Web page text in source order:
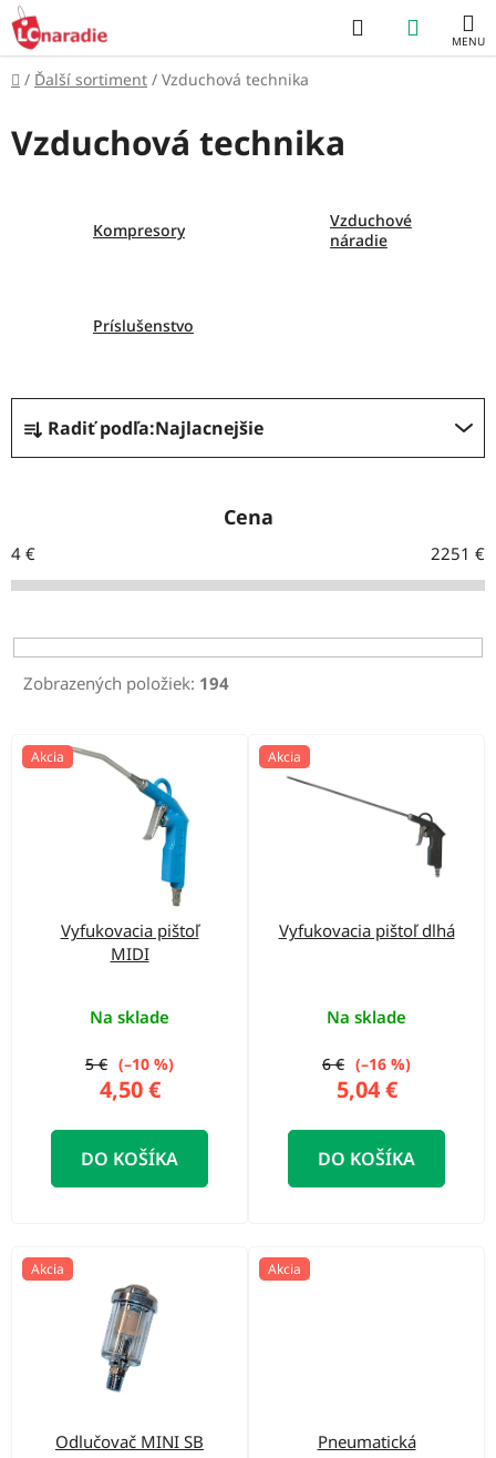
Prejsť
na
obsah
Hľadať
KOŠÍK
Domov
/ Ďalší sortiment / Vzduchová technika
Vzduchová technika
Kompresory
Vzduchové
náradie
Príslušenstvo
R
a
n
i
p
r
d
u
Radiť podľa:Najlacnejšie
Cena
4 € 2251 €
Zobrazených položiek: 194
VAkcia
Vyfukovacia pištoľ
MIDI
Na sklade
4,50 €
5 € (–10 %)
DO KOŠÍKA
Akcia
Vyfukovacia pištoľ dlhá
Na sklade
5,04 €
6 € (–16 %)
DO KOŠÍKA
Akcia
Odlučovač MINI SB
Akcia
Pneumatická